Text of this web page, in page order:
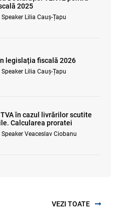
2025
Speaker Lilia Cauș-Țapu
legislația fiscală 2026
Speaker Lilia Cauș-Țapu
în cazul livrărilor scutite
Calcularea proratei
Speaker Veaceslav Ciobanu
VEZI TOATE